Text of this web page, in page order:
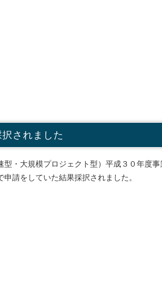
されました
・大規模プロジェクト型）平成３０年度事
請をしていた結果採択されました。